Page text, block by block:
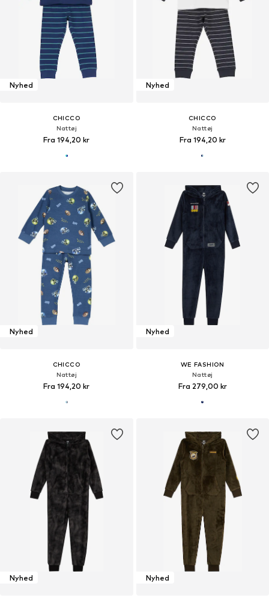
Nyhed
CHICCO
Nattøj
Fra 194,20 kr
Nyhed
CHICCO
Nattøj
Fra 194,20 kr
Nyhed
CHICCO
Nattøj
Fra 194,20 kr
Nyhed
WE FASHION
Nattøj
Fra 279,00 kr
Nyhed Nyhed